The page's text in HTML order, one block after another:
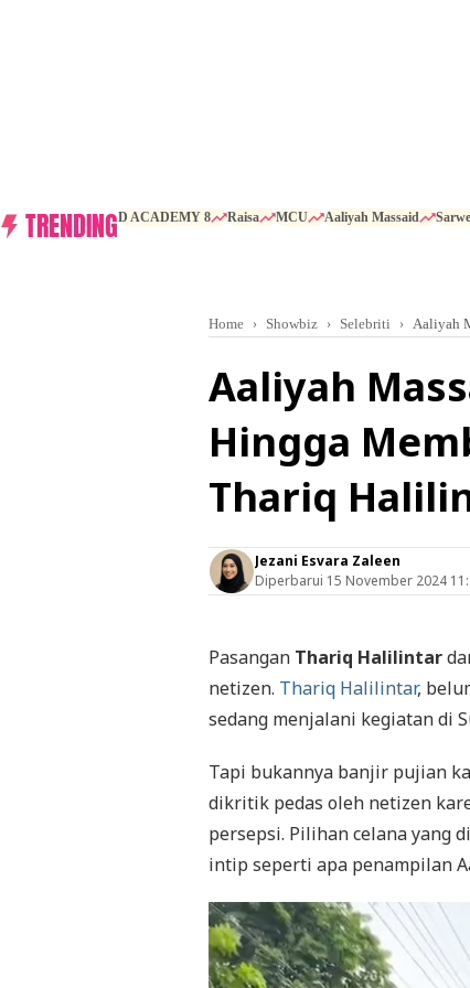
TRENDINGD ACADEMY 8 Raisa MCU Aaliyah Massaid
Home Showbiz Selebriti Aaliyah
Aaliyah
Hingga
Thariq
Jezani Esvara Zaleen
Diperbarui 15 November 2024
Pasangan Thariq Halilintar
netizen. Thariq Halilintar,
sedang menjalani kegiatan di
Tapi bukannya banjir pujian
dikritik pedas oleh netizen
persepsi. Pilihan celana yang
intip seperti apa penampilan